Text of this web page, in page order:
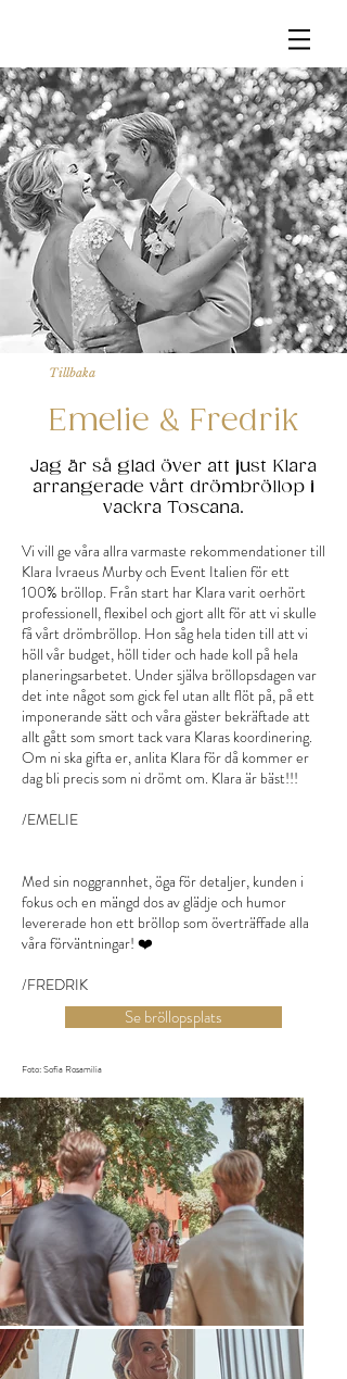
Tillbaka
Emelie & Fredrik
Jag är så glad över att just Klara
arrangerade vårt drömbröllop i
vackra Toscana.
Vi vill ge våra allra varmaste rekommendationer till
Klara Ivraeus Murby och Event Italien för ett
100% bröllop. Från start har Klara varit oerhört
professionell, flexibel och gjort allt för att vi skulle
få vårt drömbröllop. Hon såg hela tiden till att vi
höll vår budget, höll tider och hade koll på hela
planeringsarbetet. Under själva bröllopsdagen var
det inte något som gick fel utan allt flöt på, på ett
imponerande sätt och våra gäster bekräftade att
allt gått som smort tack vara Klaras koordinering.
Om ni ska gifta er, anlita Klara för då kommer er
dag bli precis som ni drömt om. Klara är bäst!!!
/EMELIE
Med sin noggrannhet, öga för detaljer, kunden i
fokus och en mängd dos av glädje och humor
levererade hon ett bröllop som överträffade alla
våra förväntningar! ❤️
/FREDRIK
Se bröllopsplats
Foto: Sofia Rosamilia